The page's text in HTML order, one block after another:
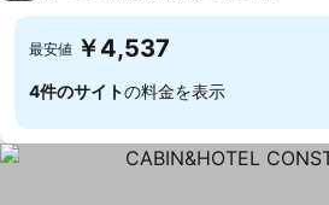
最安値 ￥4,537
4件のサイトの料金を表示